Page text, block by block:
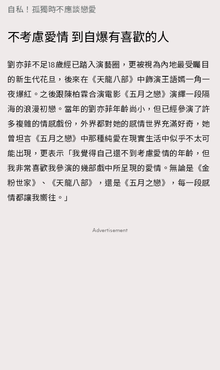
自私！孤獨時不應談戀愛
不考慮愛情 到自爆有喜歡的人
劉亦菲不足18歲經已踏入演藝圈，更被視為內地最受矚目
的新生代花旦，後來在《天龍八部》中飾演王語嫣一角一
夜爆紅。之後跟陳柏霖合演電影《五月之戀》演繹一段隔
海的浪漫初戀。當年的劉亦菲年齡尚小，但已經參演了許
多複雜的情感戲份，外界都對她的感情世界充滿好奇，她
曾坦言《五月之戀》中那種純愛在現實生活中似乎不太可
能出現，更表示「我覺得自己還不到考慮愛情的年齡，但
我非常喜歡我參演的幾部戲中所呈現的愛情。無論是《金
粉世家》、《天龍八部》，還是《五月之戀》，每一段感
情都讓我嚮往。」
Advertisement